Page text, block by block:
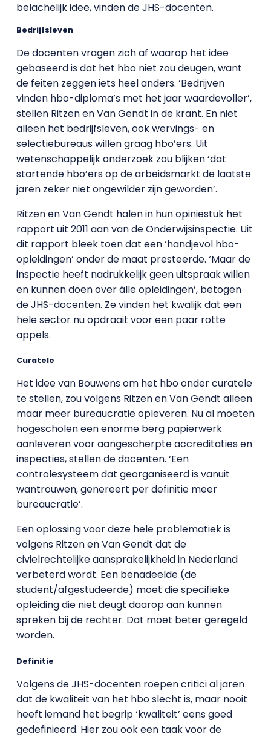
belachelijk idee, vinden de JHS-docenten.
Bedrijfsleven
De docenten vragen zich af waarop het idee
gebaseerd is dat het hbo niet zou deugen, want
de feiten zeggen iets heel anders. ‘Bedrijven
vinden hbo-diploma’s met het jaar waardevoller’,
stellen Ritzen en Van Gendt in de krant. En niet
alleen het bedrijfsleven, ook wervings- en
selectiebureaus willen graag hbo’ers. Uit
wetenschappelijk onderzoek zou blijken ‘dat
startende hbo’ers op de arbeidsmarkt de laatste
jaren zeker niet ongewilder zijn geworden’.
Ritzen en Van Gendt halen in hun opiniestuk het
rapport uit 2011 aan van de Onderwijsinspectie. Uit
dit rapport bleek toen dat een ‘handjevol hbo-
opleidingen’ onder de maat presteerde. ‘Maar de
inspectie heeft nadrukkelijk geen uitspraak willen
en kunnen doen over álle opleidingen’, betogen
de JHS-docenten. Ze vinden het kwalijk dat een
hele sector nu opdraait voor een paar rotte
appels.
Curatele
Het idee van Bouwens om het hbo onder curatele
te stellen, zou volgens Ritzen en Van Gendt alleen
maar meer bureaucratie opleveren. Nu al moeten
hogescholen een enorme berg papierwerk
aanleveren voor aangescherpte accreditaties en
inspecties, stellen de docenten. ‘Een
controlesysteem dat georganiseerd is vanuit
wantrouwen, genereert per definitie meer
bureaucratie’.
Een oplossing voor deze hele problematiek is
volgens Ritzen en Van Gendt dat de
civielrechtelijke aansprakelijkheid in Nederland
verbeterd wordt. Een benadeelde (de
student/afgestudeerde) moet die specifieke
opleiding die niet deugt daarop aan kunnen
spreken bij de rechter. Dat moet beter geregeld
worden.
Definitie
Volgens de JHS-docenten roepen critici al jaren
dat de kwaliteit van het hbo slecht is, maar nooit
heeft iemand het begrip ‘kwaliteit’ eens goed
gedefinieerd. Hier zou ook een taak voor de